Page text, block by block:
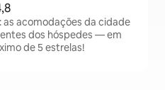
as acomodações da cidade
dos hóspedes — em
de 5 estrelas!